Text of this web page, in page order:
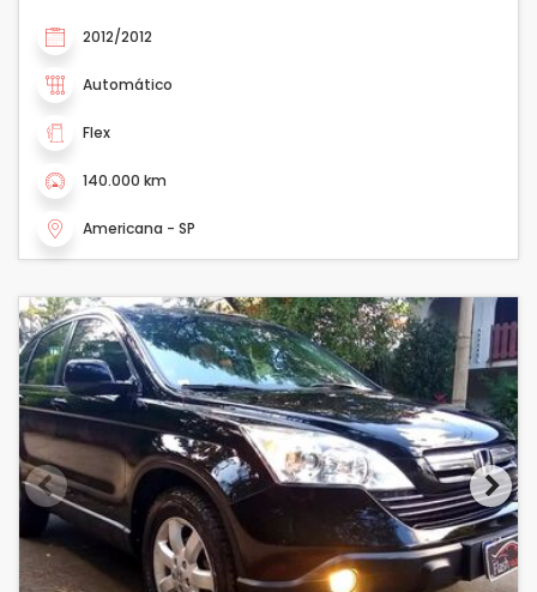
2012/2012
Automático
Flex
140.000 km
Americana - SP